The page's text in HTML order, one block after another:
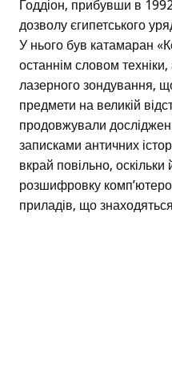
Годдіон, прибувши в
дозволу єгипетського
У нього був катамаран
останнім словом
лазерного зондування,
предмети на великій
продовжували
записками античних
вкрай повільно,
розшифровку
приладів, що